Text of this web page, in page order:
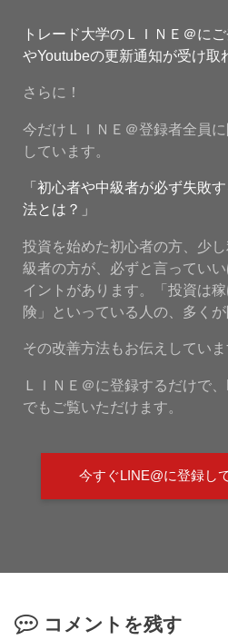
トレード大学のＬＩＮＥ＠に
やYoutubeの更新通知が受け取
さらに！
今だけＬＩＮＥ＠登録者全員
しています。
「初心者や中級者が必ず失敗
法とは？」
投資を始めた初心者の方、少
級者の方が、必ずと言ってい
イントがあります。「投資は
険」といっている人の、多く
その改善方法もお伝えしていま
ＬＩＮＥ＠に登録するだけで
でもご覧いただけます。
今すぐLINE@に登録し
コメントを残す